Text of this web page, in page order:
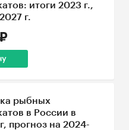
итоги 2023 г.,
г.
рыбных
в России в
прогноз на 2024-